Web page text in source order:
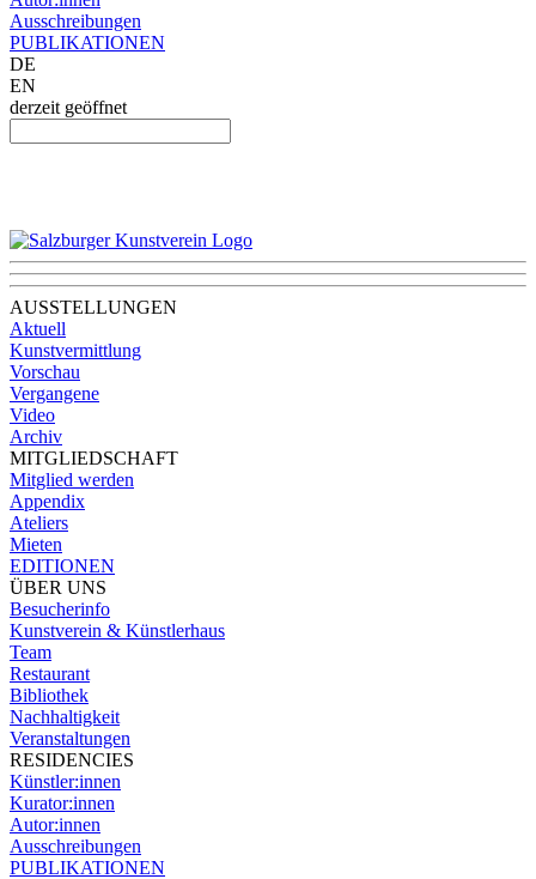
Ausschreibungen
PUBLIKATIONEN
DE
EN
derzeit geöffnet
AUSSTELLUNGEN
Aktuell
Kunstvermittlung
Vorschau
Vergangene
Video
Archiv
MITGLIEDSCHAFT
Mitglied werden
Appendix
Ateliers
Mieten
EDITIONEN
ÜBER UNS
Besucherinfo
Kunstverein & Künstlerhaus
Team
Restaurant
Bibliothek
Nachhaltigkeit
Veranstaltungen
RESIDENCIES
Künstler:innen
Kurator:innen
Autor:innen
Ausschreibungen
PUBLIKATIONEN